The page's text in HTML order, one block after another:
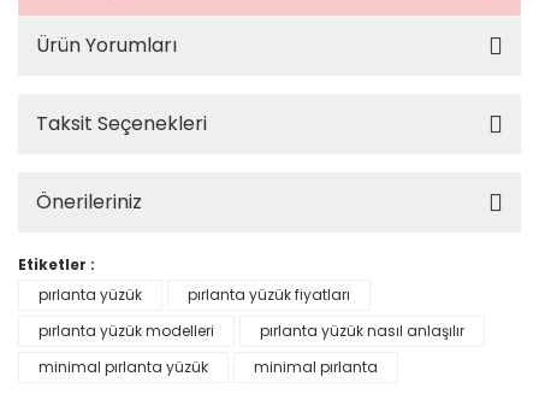
Ürün Yorumları
Taksit Seçenekleri
Önerileriniz
Etiketler :
pırlanta yüzük
pırlanta yüzük fiyatları
pırlanta yüzük modelleri
pırlanta yüzük nasıl anlaşılır
minimal pırlanta yüzük
minimal pırlanta